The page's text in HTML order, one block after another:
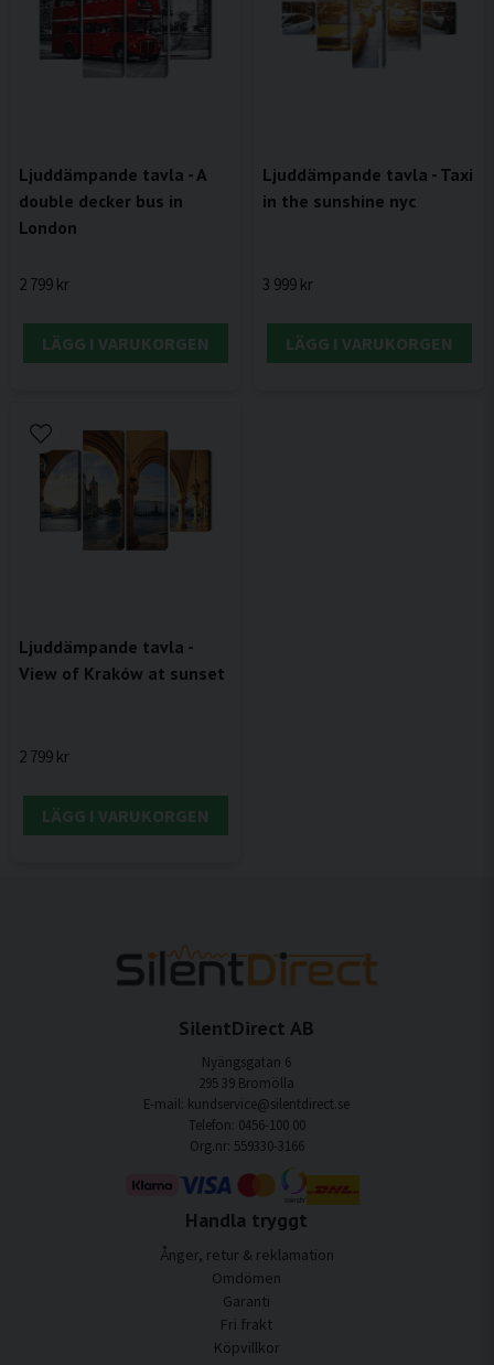
Ljuddämpande tavla - A
double decker bus in
London
2 799 kr
LÄGG I VARUKORGEN
Ljuddämpande tavla - Taxi
in the sunshine nyc
3 999 kr
LÄGG I VARUKORGEN
Ljuddämpande tavla -
View of Kraków at sunset
2 799 kr
LÄGG I VARUKORGEN
SilentDirect AB
Nyängsgatan 6
295 39 Bromölla
E-mail: kundservice@silentdirect.se
Telefon: 0456-100 00
Org.nr: 559330-3166
Handla tryggt
Ånger, retur & reklamation
Omdömen
Garanti
Fri frakt
Köpvillkor